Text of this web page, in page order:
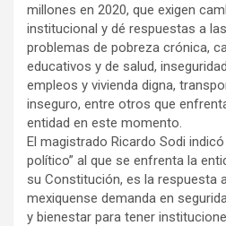
millones en 2020, que exigen
institucional y dé respuestas a
problemas de pobreza crónica,
educativos y de salud,
empleos y vivienda digna,
inseguro, entre otros que
entidad en este momento.
El magistrado Ricardo Sodi
político” al que se enfrenta la
su Constitución, es la respuesta
mexiquense demanda en
y bienestar para tener